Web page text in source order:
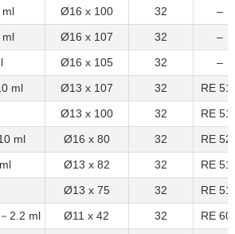
ml
Ø16 x 100 32
–
ml
Ø16 x 107 32
–
Ø16 x 105 32
–
ml
Ø13 x 107 32
RE
Ø13 x 100 32
RE
ml
Ø16 x 80 32
RE
Ø13 x 82 32
RE
Ø13 x 75 32
RE
2.2 ml
Ø11 x 42 32
RE